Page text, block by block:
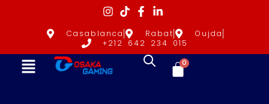
Casablanca Rabat
Oujda
+212 642 234 015
0